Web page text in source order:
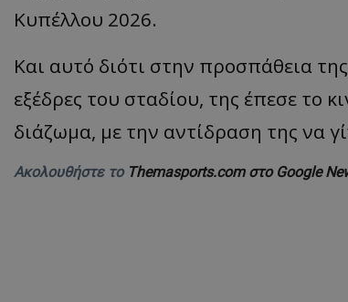
Κυπέλλου 2026.
Και αυτό διότι στην προσπάθεια
εξέδρες του σταδίου, της έπεσε το
διάζωμα, με την αντίδραση της να
Ακολουθήστε το Themasports.com στο Google